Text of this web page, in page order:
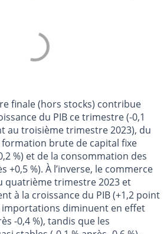
finale (hors stocks) contribue
du PIB ce trimestre (-0,1
au troisième trimestre 2023), du
formation brute de capital fixe
%) et de la consommation des
+0,5 %). À l’inverse, le commerce
quatrième trimestre 2023 et
à la croissance du PIB (+1,2 point
importations diminuent en effet
-0,4 %), tandis que les